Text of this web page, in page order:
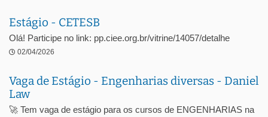
Estágio - CETESB
Olá! Participe no link: pp.ciee.org.br/vitrine/14057/detalhe
02/04/2026
Vaga de Estágio - Engenharias diversas - Daniel
Law
🚀 Tem vaga de estágio para os cursos de ENGENHARIAS na